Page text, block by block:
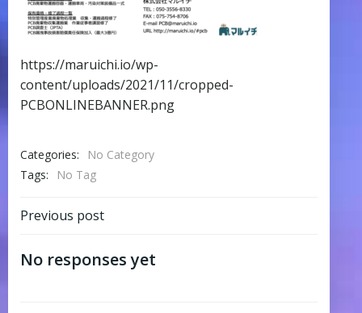
https://maruichi.io/wp-
content/uploads/2021/11/cropped-
PCBONLINEBANNER.png
Categories:
No Category
Tags:
No Tag
Post
navigation
Previous post
No responses yet